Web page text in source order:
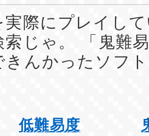
際にプレイし
じゃ。 「鬼難
きんかったソフ
低難易度